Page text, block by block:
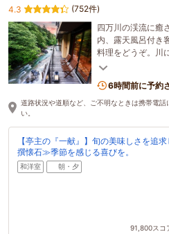
4.3
(752件)
四万川の渓流に癒
内、露天風呂付き
料理をどうぞ。川
の浴槽は、加水・
6時間前に予約
道路状況や道順など、ご不明なときは携帯電話
い。
【亭主の『一献』】旬の美味しさを追
撰懐石≫季節を感じる喜びを。
和洋室 朝・夕
91,800スコ